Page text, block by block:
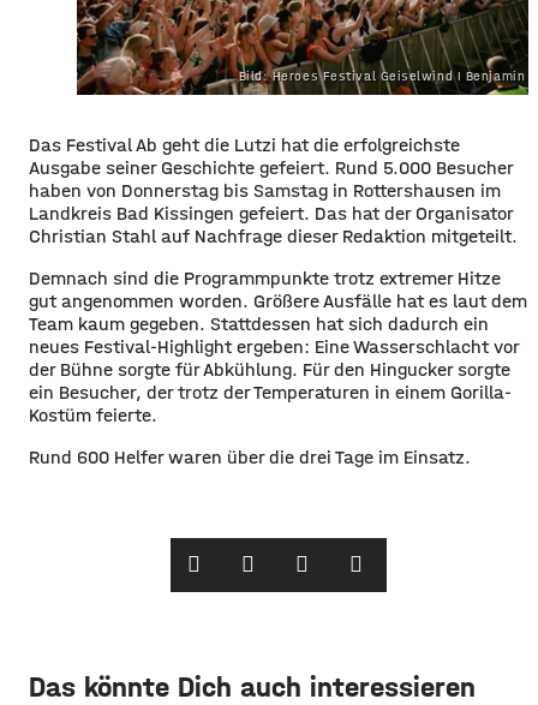
Bild: Heroes Festival Geiselwind I Benjamin
Das Festival Ab geht die Lutzi hat die erfolgreichste
Ausgabe seiner Geschichte gefeiert. Rund 5.000 Besucher
haben von Donnerstag bis Samstag in Rottershausen im
Landkreis Bad Kissingen gefeiert. Das hat der Organisator
Christian Stahl auf Nachfrage dieser Redaktion mitgeteilt.
Demnach sind die Programmpunkte trotz extremer Hitze
gut angenommen worden. Größere Ausfälle hat es laut dem
Team kaum gegeben. Stattdessen hat sich dadurch ein
neues Festival-Highlight ergeben: Eine Wasserschlacht vor
der Bühne sorgte für Abkühlung. Für den Hingucker sorgte
ein Besucher, der trotz der Temperaturen in einem Gorilla-
Kostüm feierte.
Rund 600 Helfer waren über die drei Tage im Einsatz.
Das könnte Dich auch interessieren